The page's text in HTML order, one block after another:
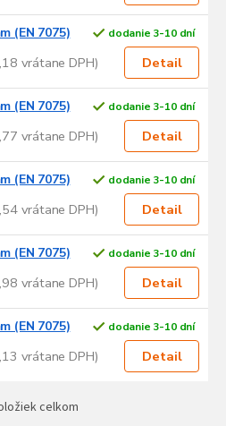
(EN 7075) dodanie 3-10 dní
vrátane DPH) Detail
(EN 7075) dodanie 3-10 dní
vrátane DPH) Detail
(EN 7075) dodanie 3-10 dní
vrátane DPH) Detail
(EN 7075) dodanie 3-10 dní
vrátane DPH) Detail
(EN 7075) dodanie 3-10 dní
vrátane DPH) Detail
Ocelkom